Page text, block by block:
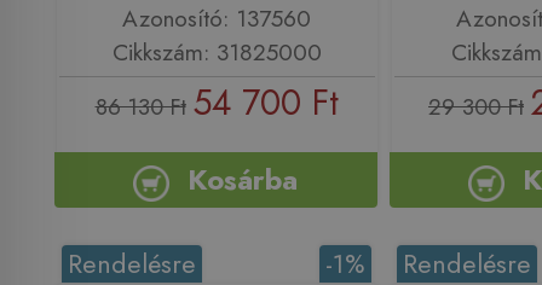
Azonosító: 137560
Cikkszám: 31825000
86 130 Ft 54 700 Ft
Kosárba
29 300 Ft
-1%
Rendelésre Rendelésre